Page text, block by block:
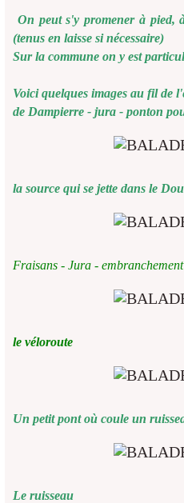
On peut s'y promener à pied,
(tenus en laisse si nécessaire)
Sur la commune on y est
Voici quelques images au fil de
de Dampierre - jura - ponton
la source qui se jette dans le
Fraisans - Jura -
le véloroute
Un petit pont où coule un
Le ruisseau